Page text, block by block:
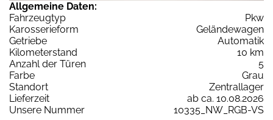
Allgemeine Daten:
Fahrzeugtyp
Pkw
Karosserieform
Geländewagen
Getriebe
Automatik
Kilometerstand
10 km
Anzahl der Türen
5
Farbe
Grau
Standort
Zentrallager
Lieferzeit
ab ca. 10.08.2026
Unsere Nummer
10335_NW_RGB-VS